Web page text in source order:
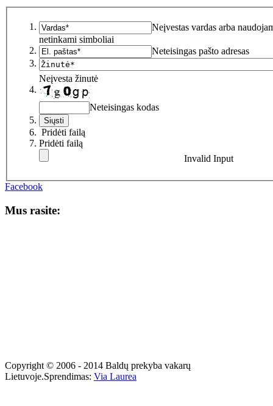
Neįvestas vardas arba
netinkami simboliai
Neteisingas pašto adresas
Neįvesta žinutė
Neteisingas kodas
Pridėti failą
Pridėti failą
Invalid Input
Facebook
Mus rasite:
Copyright © 2006 - 2014 Baldų prekyba vakarų
Lietuvoje.Sprendimas: Via Laurea